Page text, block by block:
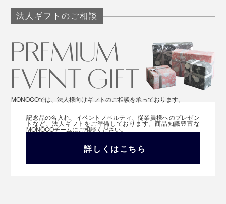
法人ギフトのご相談
MONOCOでは、法人様向けギフトのご相談を承っております。
記念品の名入れ、イベントノベルティ、従業員様へのプレゼン
トなど、法人ギフトをご準備しております。商品知識豊富な
MONOCOチームにご相談ください。
詳しくはこちら